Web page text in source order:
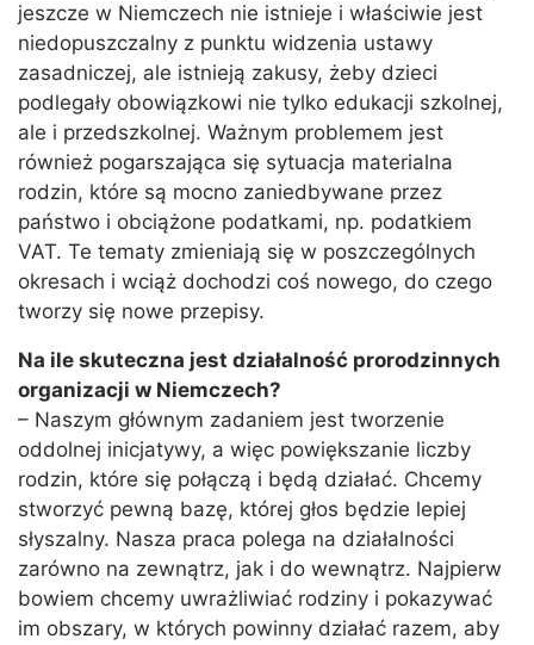
jeszcze w Niemczech nie istnieje i właściwie jest
niedopuszczalny z punktu widzenia ustawy
zasadniczej, ale istnieją zakusy, żeby dzieci
podlegały obowiązkowi nie tylko edukacji szkolnej,
ale i przedszkolnej. Ważnym problemem jest
również pogarszająca się sytuacja materialna
rodzin, które są mocno zaniedbywane przez
państwo i obciążone podatkami, np. podatkiem
VAT. Te tematy zmieniają się w poszczególnych
okresach i wciąż dochodzi coś nowego, do czego
tworzy się nowe przepisy.
Na ile skuteczna jest działalność prorodzinnych
organizacji w Niemczech?
– Naszym głównym zadaniem jest tworzenie
oddolnej inicjatywy, a więc powiększanie liczby
rodzin, które się połączą i będą działać. Chcemy
stworzyć pewną bazę, której głos będzie lepiej
słyszalny. Nasza praca polega na działalności
zarówno na zewnątrz, jak i do wewnątrz. Najpierw
bowiem chcemy uwrażliwiać rodziny i pokazywać
im obszary, w których powinny działać razem, aby